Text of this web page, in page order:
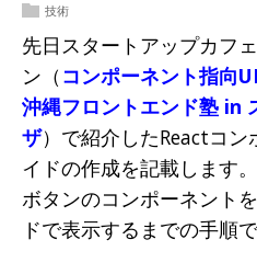
技術
先日スタートアップカフ
ン（ コンポーネント指向
沖縄フロントエンド塾 in
ザ）で紹介したReactコ
イドの作成を記載します。
ボタンのコンポーネント
ドで表示するまでの手順で